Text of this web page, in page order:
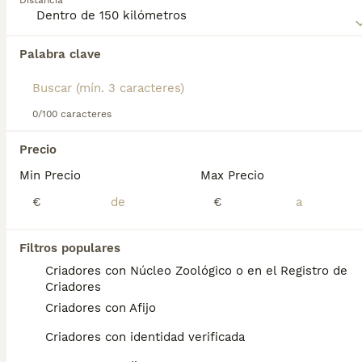
Palabra clave
0/100 caracteres
Precio
Min Precio
€
Max Precio
€
Filtros populares
Criadores con Núcleo Zoológico o en el Registro de
Criadores
Criadores con Afijo
Criadores con identidad verificada
información sobre esta raza de perro.
Encontramos 0 Sussex Spaniel Cachorros en
Si deseas exactamente esta búsqueda guarda tu
búsqueda y espera el resultado perfecto:
Preguntas frecuentes
¿Cuánto cuesta un spaniel
de Sussex?
El coste de adquisición de esta raza puede
variar según factores como el pedigrí, la
reputación del criador y la ubicación